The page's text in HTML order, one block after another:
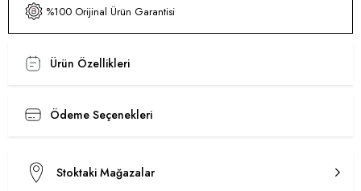
%100 Orijinal Ürün Garantisi
Ürün Özellikleri
Ödeme Seçenekleri
Stoktaki Mağazalar